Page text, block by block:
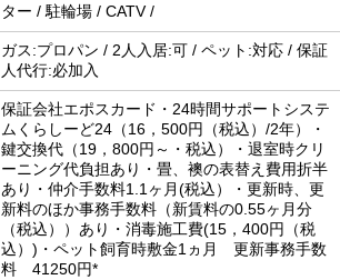
ター / 駐輪場 / CATV /
ガス:プロパン / 2人入居:可 / ペット:対応 / 保証
人代行:必加入
保証会社エポスカード・24時間サポートシステ
ムくらしーど24（16，500円（税込）/2年）・
鍵交換代（19，800円～・税込）・退室時クリ
ーニング代負担あり・畳、襖の表替え費用折半
あり・仲介手数料1.1ヶ月(税込）・更新時、更
新料のほか事務手数料（新賃料の0.55ヶ月分
（税込））あり・消毒施工費(15，400円（税
込）)・ペット飼育時敷金1ヵ月 更新事務手数
料 41250円*